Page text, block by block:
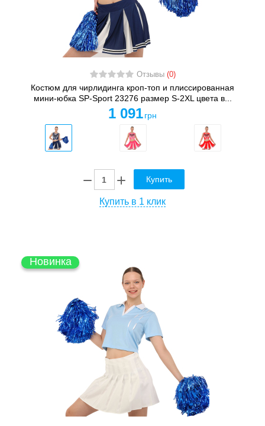
Отзывы (0)
Костюм для чирлидинга кроп-топ и плиссированная
мини-юбка SP-Sport 23276 размер S-2XL цвета в...
1 091 грн
Купить
Купить в 1 клик
Новинка